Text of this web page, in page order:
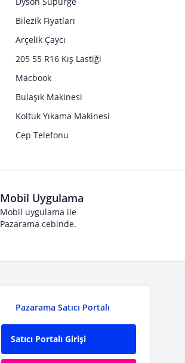
Bilezik Fiyatları
Arçelik Çaycı
205 55 R16 Kış Lastiği
Macbook
Bulaşık Makinesi
Koltuk Yıkama Makinesi
Cep Telefonu
Mobil Uygulama
Mobil uygulama ile
Pazarama cebinde.
Pazarama Satıcı Portalı
Satıcı Portalı Girişi